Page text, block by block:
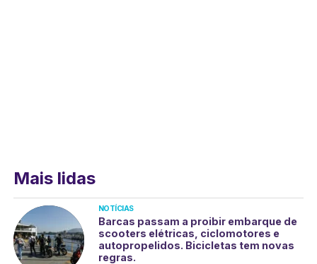
Mais lidas
NOTÍCIAS
Barcas passam a proibir embarque de
scooters elétricas, ciclomotores e
autopropelidos. Bicicletas tem novas
regras.